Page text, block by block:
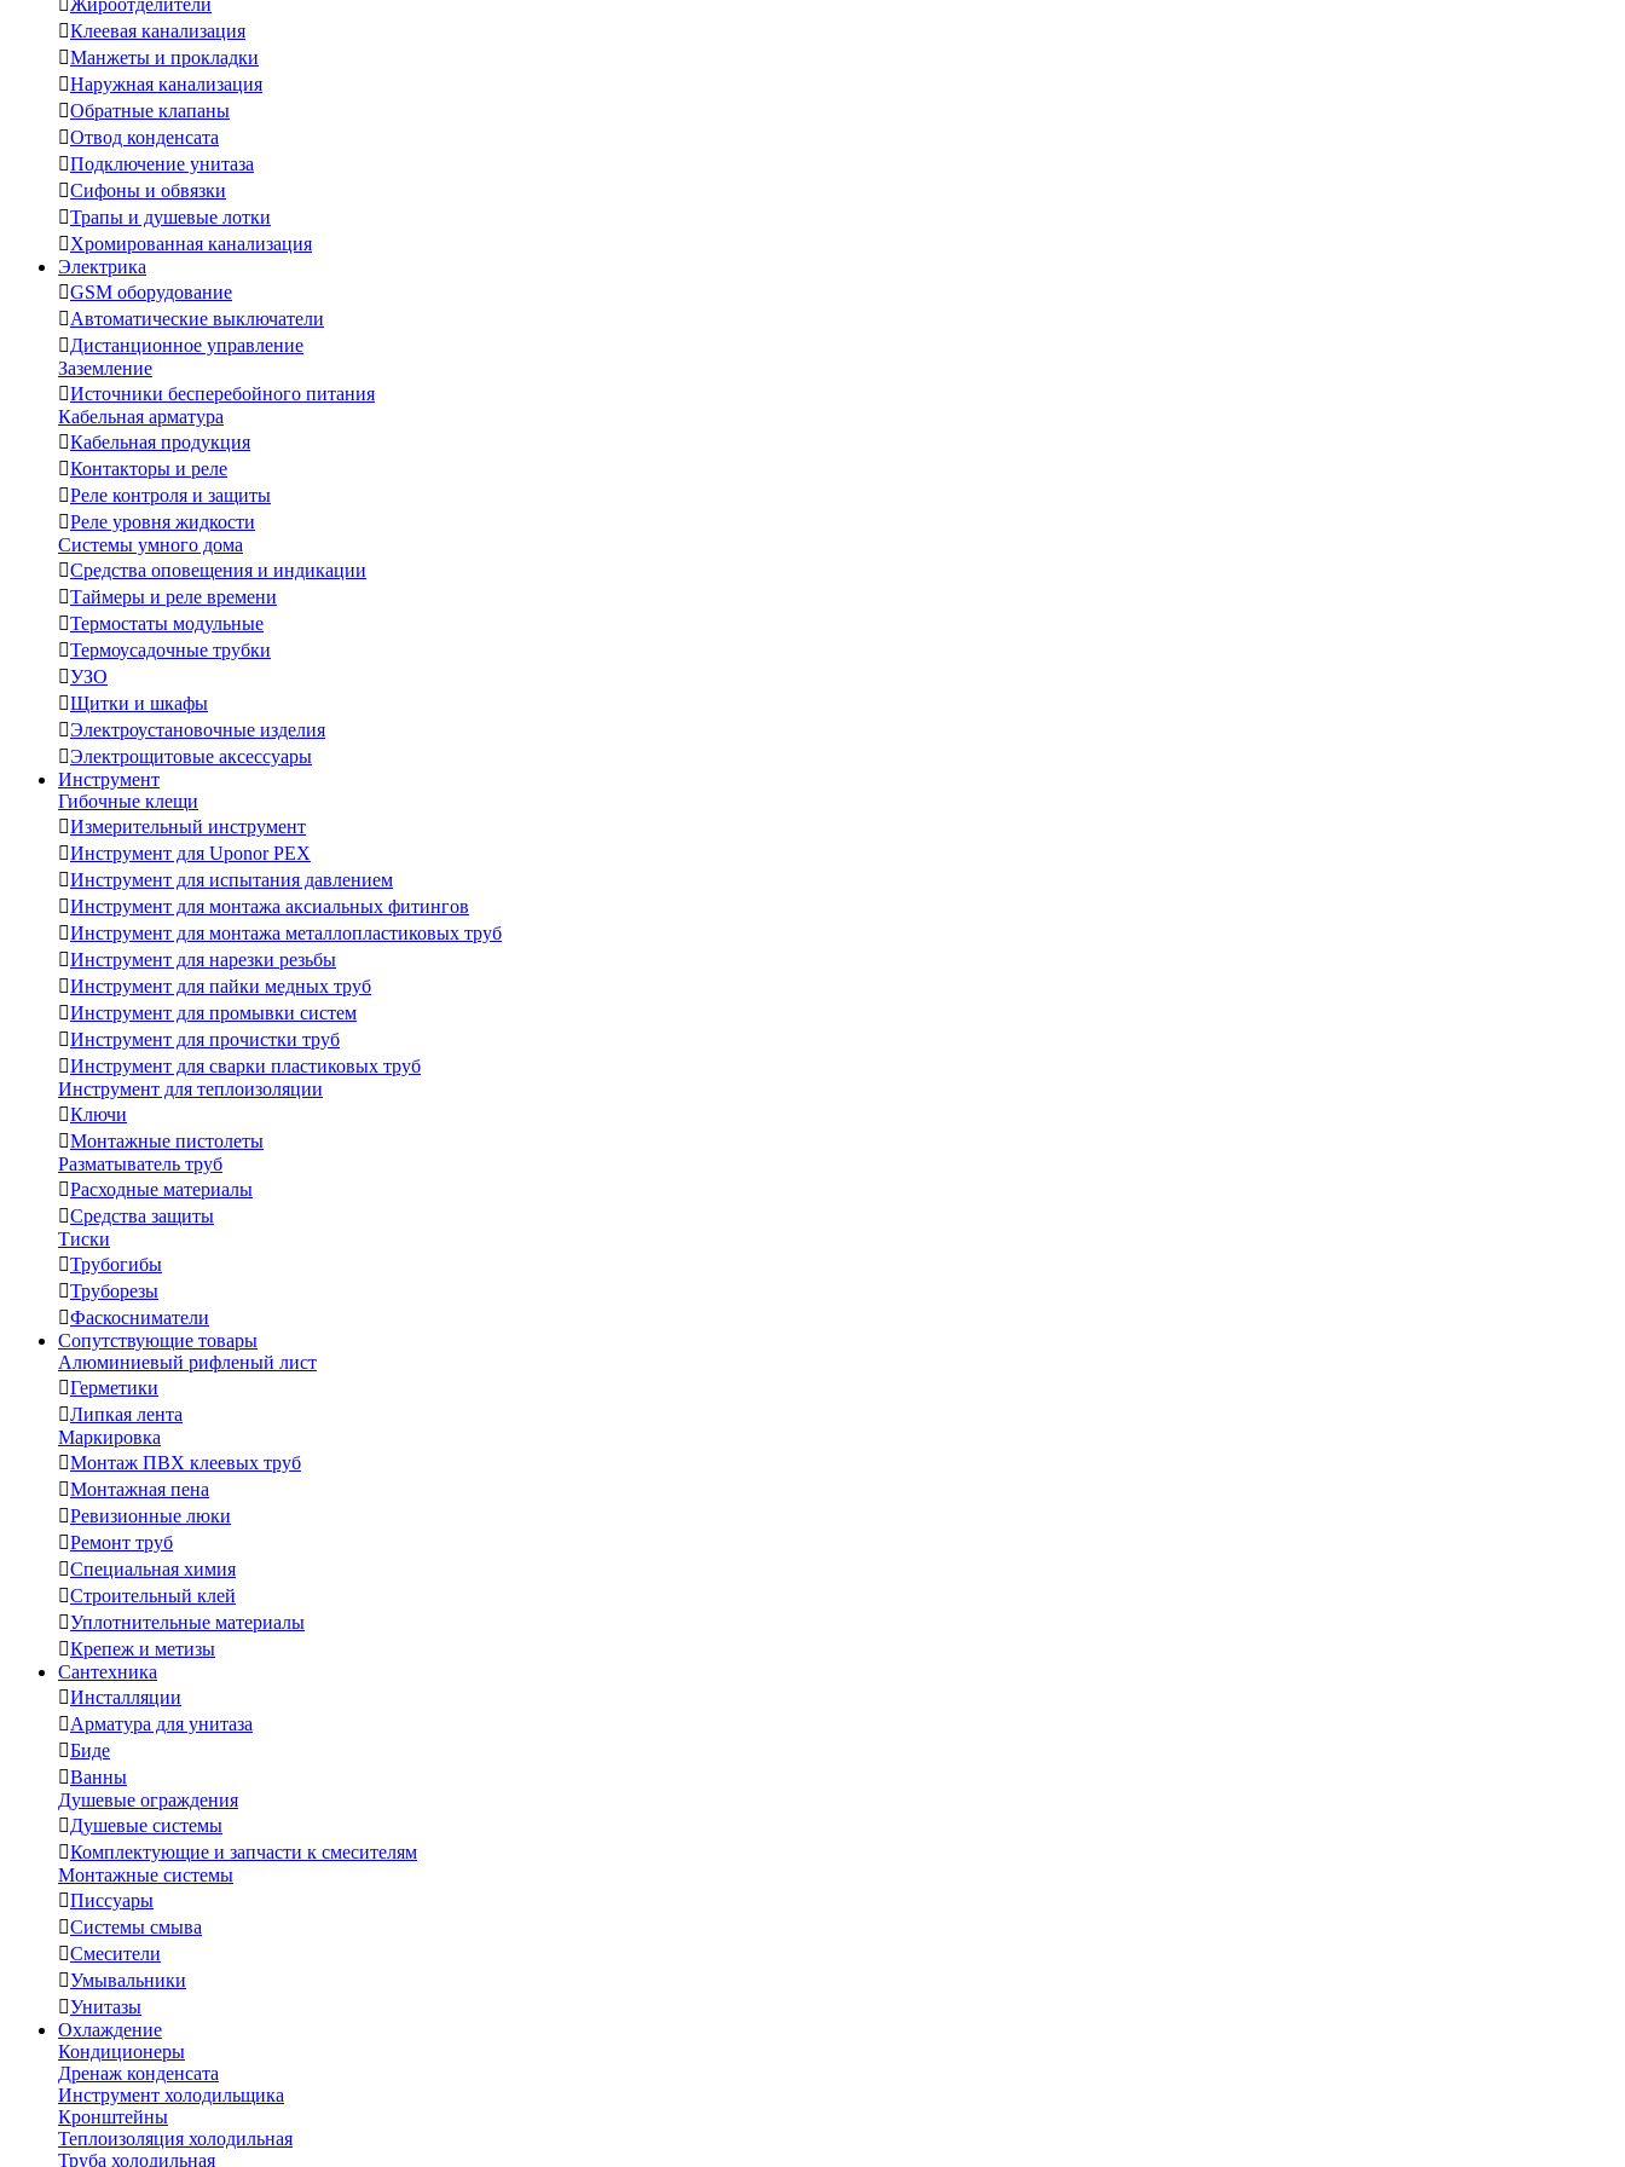
Жироотделители
Клеевая канализация
Манжеты и прокладки
Наружная канализация
Обратные клапаны
Отвод конденсата
Подключение унитаза
Сифоны и обвязки
Трапы и душевые лотки
Хромированная канализация
Электрика
GSM оборудование
Автоматические выключатели
Дистанционное управление
Заземление
Источники бесперебойного питания
Кабельная арматура
Кабельная продукция
Контакторы и реле
Реле контроля и защиты
Реле уровня жидкости
Системы умного дома
Средства оповещения и индикации
Таймеры и реле времени
Термостаты модульные
Термоусадочные трубки
УЗО
Щитки и шкафы
Электроустановочные изделия
Электрощитовые аксессуары
Инструмент
Гибочные клещи
Измерительный инструмент
Инструмент для Uponor PEX
Инструмент для испытания давлением
Инструмент для монтажа аксиальных фитингов
Инструмент для монтажа металлопластиковых труб
Инструмент для нарезки резьбы
Инструмент для пайки медных труб
Инструмент для промывки систем
Инструмент для прочистки труб
Инструмент для сварки пластиковых труб
Инструмент для теплоизоляции
Ключи
Монтажные пистолеты
Разматыватель труб
Расходные материалы
Средства защиты
Тиски
Трубогибы
Труборезы
Фаскосниматели
Сопутствующие товары
Алюминиевый рифленый лист
Герметики
Липкая лента
Маркировка
Монтаж ПВХ клеевых труб
Монтажная пена
Ревизионные люки
Ремонт труб
Специальная химия
Строительный клей
Уплотнительные материалы
Крепеж и метизы
Сантехника
Инсталляции
Арматура для унитаза
Биде
Ванны
Душевые ограждения
Душевые системы
Комплектующие и запчасти к смесителям
Монтажные системы
Писсуары
Системы смыва
Смесители
Умывальники
Унитазы
Охлаждение
Кондиционеры
Дренаж конденсата
Инструмент холодильщика
Кронштейны
Теплоизоляция холодильная
Труба холодильная